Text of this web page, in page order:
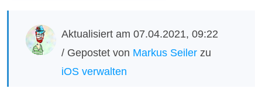
Aktualisiert am 07.04.2021, 09:22
/ Gepostet von Markus Seiler zu
iOS verwalten